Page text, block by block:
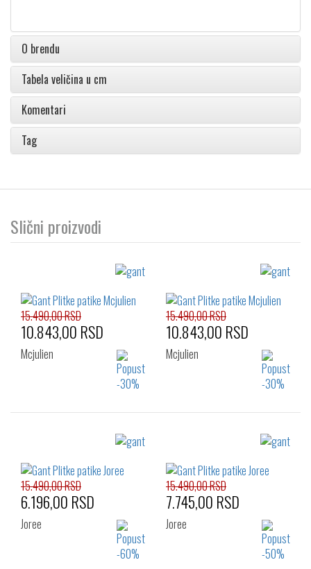
O brendu
Tabela veličina u cm
Komentari
Tag
Slični proizvodi
Izaberi željeni broj:
15.490,00 RSD
10.843,00 RSD
Mcjulien
Izaberi željeni broj:
44
45
15.490,00 RSD
10.843,00 RSD
Mcjulien
15.490,00 RSD
6.196,00 RSD
Joree
15.490,00 RSD
7.745,00 RSD
Joree